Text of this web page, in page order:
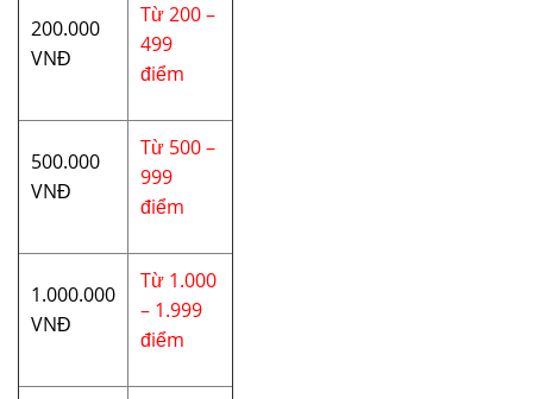
200.000
VNĐ
Từ 200 –
499
điểm
500.000
VNĐ
Từ 500 –
999
điểm
1.000.000
VNĐ
Từ 1.000
– 1.999
điểm